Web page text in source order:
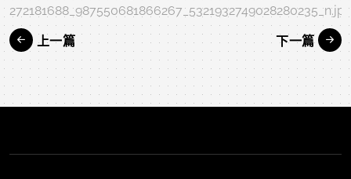
上一篇 下一篇